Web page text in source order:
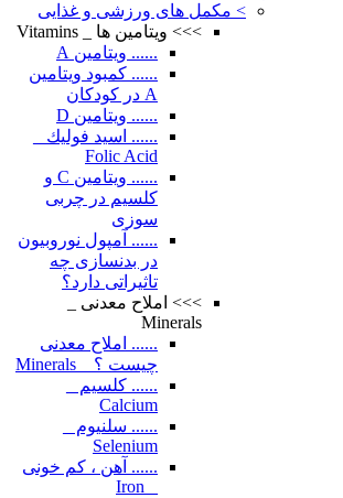
> مکمل های ورزشی و غذایی
>>> ویتامین ها _ Vitamins
...... ویتامین A
...... کمبود ویتامین
A در کودکان
...... ویتامین D
...... اسيد فوليك _
Folic Acid
...... ویتامین C و
کلسیم در چربی
سوزی
...... آمپول نوروبیون
در بدنسازی چه
تاثیراتی دارد؟
>>> املاح معدنی _
Minerals
...... املاح معدنی
چیست ؟ _ Minerals
...... کلسیم _
Calcium
...... سلنیوم _
Selenium
...... آهن ، کم خونی